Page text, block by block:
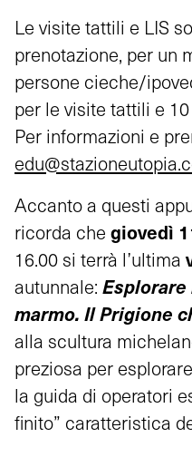
Le visite tattili e LIS
prenotazione, per un
persone cieche/
per le visite tattili e
Per informazioni e
Accanto a questi
ricorda che giovedì
16.00 si terrà l’ultima
autunnale:
marmo. Il Prigione
alla scultura
preziosa per
la guida di operatori
finito” caratteristica